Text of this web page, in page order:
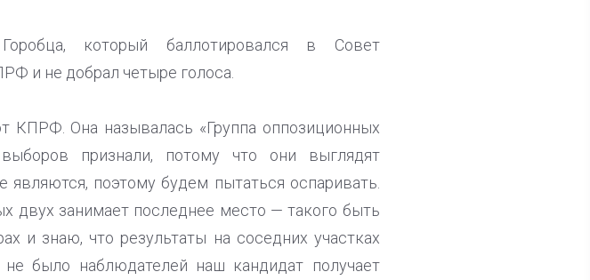
который баллотировался в Совет
и не добрал четыре голоса.
КПРФ. Она называлась «Группа оппозиционных
признали, потому что они выглядят
поэтому будем пытаться оспаривать.
двух занимает последнее место — такого быть
и знаю, что результаты на соседних участках
было наблюдателей наш кандидат получает